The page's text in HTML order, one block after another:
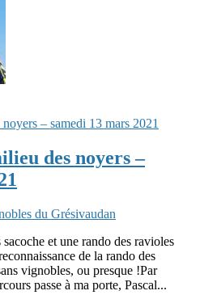
des noyers –
du Grésivaudan
et une rando des ravioles
de la rando des
vignobles, ou presque !Par
passe à ma porte, Pascal...